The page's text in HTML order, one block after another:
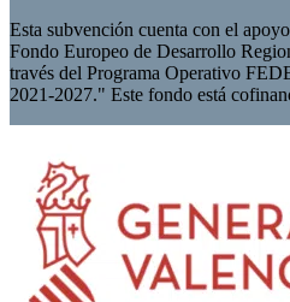
Esta subvención cuenta con el
Fondo Europeo de Desarrollo
través del Programa Operativo
2021-2027." Este fondo está